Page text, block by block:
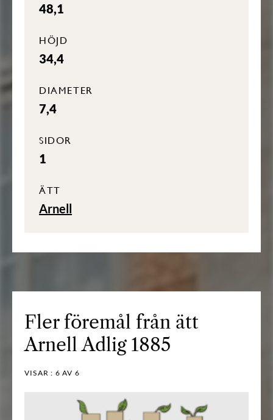
48,1
HÖJD
34,4
DIAMETER
7,4
SIDOR
1
ÄTT
Arnell
Fler föremål från ätt
Arnell Adlig 1885
VISAR : 6 AV 6